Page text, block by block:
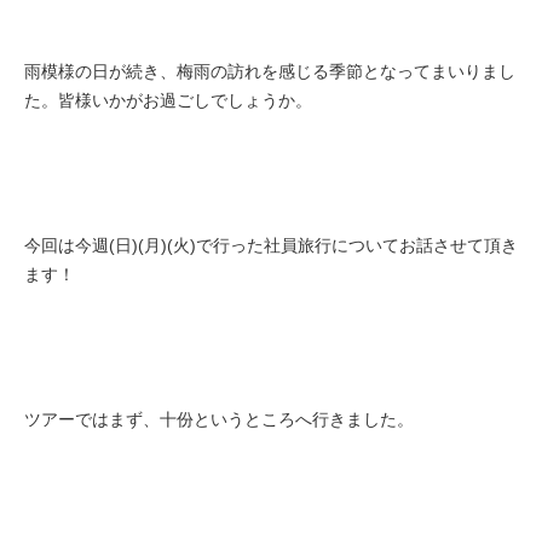
雨模様の日が続き、梅雨の訪れを感じる季節となってまいりまし
た。皆様いかがお過ごしでしょうか。
今回は今週(日)(月)(火)で行った社員旅行についてお話させて頂き
ます！
ツアーではまず、十份というところへ行きました。